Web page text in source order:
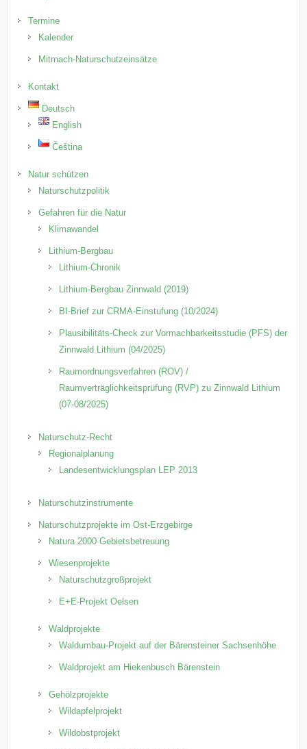
Termine
Kalender
Mitmach-Naturschutzeinsätze
Kontakt
Deutsch
English
Čeština
Natur schützen
Naturschutzpolitik
Gefahren für die Natur
Klimawandel
Lithium-Bergbau
Lithium-Chronik
Lithium-Bergbau Zinnwald (2019)
BI-Brief zur CRMA-Einstufung (10/2024)
Plausibilitäts-Check zur Vormachbarkeitsstudie (PFS) der
Zinnwald Lithium (04/2025)
Raumordnungsverfahren (ROV) /
Raumverträglichkeitsprüfung (RVP) zu Zinnwald Lithium
(07-08/2025)
Naturschutz-Recht
Regionalplanung
Landesentwicklungsplan LEP 2013
Naturschutzinstrumente
Naturschutzprojekte im Ost-Erzgebirge
Natura 2000 Gebietsbetreuung
Wiesenprojekte
Naturschutzgroßprojekt
E+E-Projekt Oelsen
Waldprojekte
Waldumbau-Projekt auf der Bärensteiner Sachsenhöhe
Waldprojekt am Hiekenbusch Bärenstein
Gehölzprojekte
Wildapfelprojekt
Wildobstprojekt